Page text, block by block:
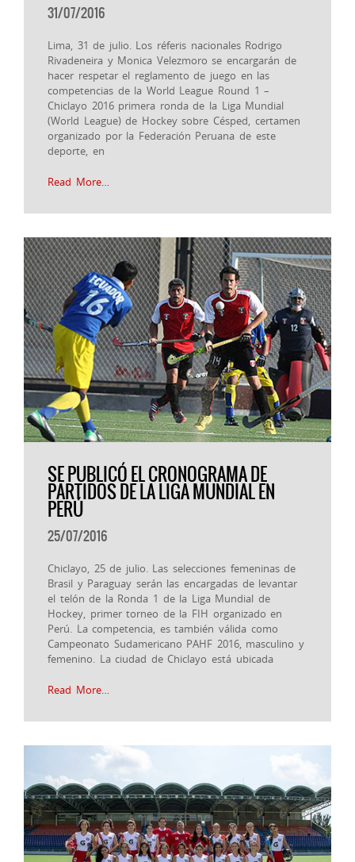
31/07/2016
Lima, 31 de julio. Los réferis nacionales Rodrigo
Rivadeneira y Monica Velezmoro se encargarán de
hacer respetar el reglamento de juego en las
competencias de la World League Round 1 –
Chiclayo 2016 primera ronda de la Liga Mundial
(World League) de Hockey sobre Césped, certamen
organizado por la Federación Peruana de este
deporte, en
Read More…
SE PUBLICÓ EL CRONOGRAMA DE
PARTIDOS DE LA LIGA MUNDIAL EN
PERÚ
25/07/2016
Chiclayo, 25 de julio. Las selecciones femeninas de
Brasil y Paraguay serán las encargadas de levantar
el telón de la Ronda 1 de la Liga Mundial de
Hockey, primer torneo de la FIH organizado en
Perú. La competencia, es también válida como
Campeonato Sudamericano PAHF 2016, masculino y
femenino. La ciudad de Chiclayo está ubicada
Read More…